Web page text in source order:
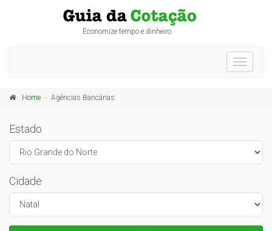
Economize tempo e dinheiro
Toggle
Home Agências Bancárias
Estado
Cidade